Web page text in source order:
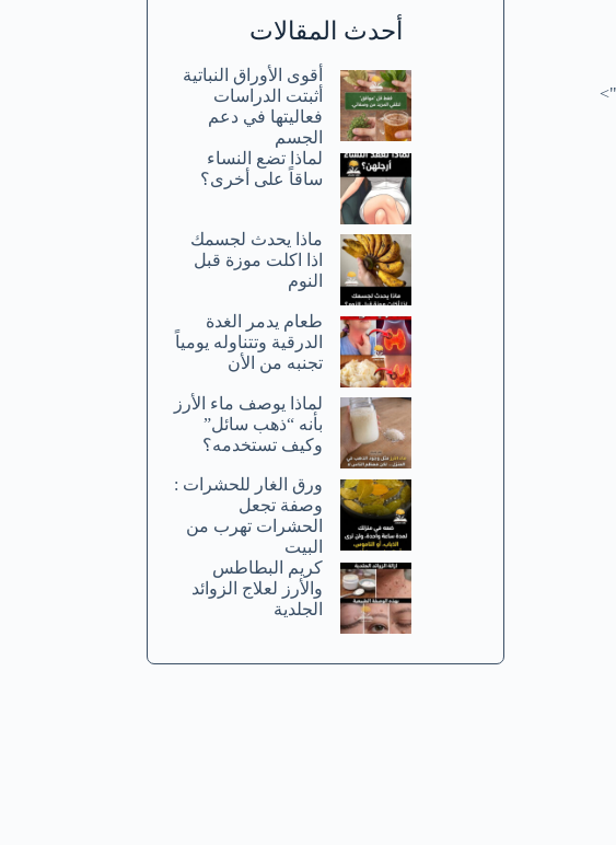
أحدث المقالات
أقوى الأوراق النباتية
أثبتت الدراسات
فعاليتها في دعم
الجسم
لماذا تضع النساء
ساقاً على أخرى؟
ماذا يحدث لجسمك
اذا اكلت موزة قبل
النوم
طعام يدمر الغدة
الدرقية وتتناوله يومياً
تجنبه من الأن
لماذا يوصف ماء الأرز
بأنه “ذهب سائل”
وكيف تستخدمه؟
ورق الغار للحشرات :
وصفة تجعل
الحشرات تهرب من
البيت
كريم البطاطس
والأرز لعلاج الزوائد
الجلدية